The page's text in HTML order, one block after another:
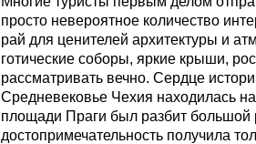
просто невероятное количество
рай для ценителей архитектуры и
готические соборы, яркие крыши,
рассматривать вечно. Сердце
Средневековье Чехия находилась
площади Праги был разбит
достопримечательность получила